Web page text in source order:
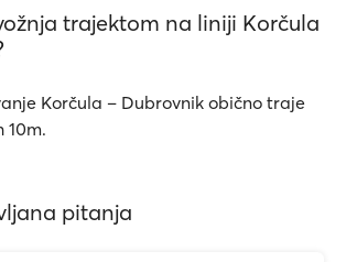
trajektom na liniji Korčula
Korčula – Dubrovnik obično traje
10m.
pitanja